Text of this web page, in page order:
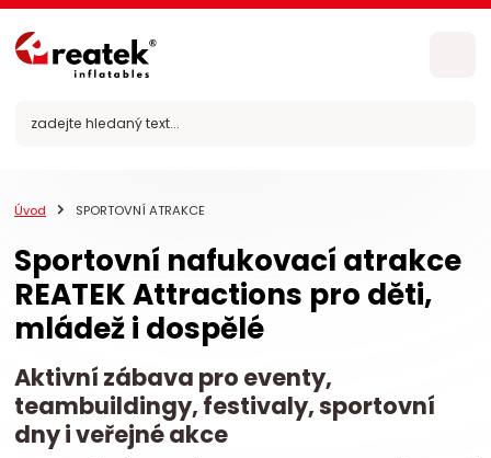
Úvod SPORTOVNÍ ATRAKCE
Sportovní nafukovací atrakce
REATEK Attractions pro děti,
mládež i dospělé
Aktivní zábava pro eventy,
teambuildingy, festivaly, sportovní
dny i veřejné akce